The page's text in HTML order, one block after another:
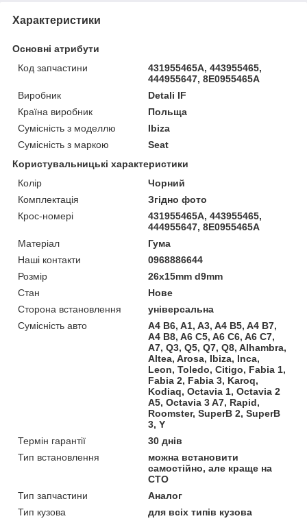
Характеристики
Основні атрибути
Код запчастини
431955465A, 443955465,
444955647, 8E0955465A
Виробник
Detali IF
Країна виробник
Польща
Сумісність з моделлю
Ibiza
Сумісність з маркою
Seat
Користувальницькі характеристики
Колір
Чорний
Комплектація
Згідно фото
Крос-номері
431955465A, 443955465,
444955647, 8E0955465A
Матеріал
Гума
Наші контакти
0968886644
Розмір
26x15mm d9mm
Стан
Нове
Сторона встановлення
універсальна
Сумісність авто
A4 B6, A1, A3, A4 B5, A4 B7,
A4 B8, A6 C5, A6 C6, A6 C7,
A7, Q3, Q5, Q7, Q8, Alhambra,
Altea, Arosa, Ibiza, Inca,
Leon, Toledo, Citigo, Fabia 1,
Fabia 2, Fabia 3, Karoq,
Kodiaq, Octavia 1, Octavia 2
A5, Octavia 3 A7, Rapid,
Roomster, SuperB 2, SuperB
3, Y
Термін гарантії
30 днів
Тип встановлення
можна встановити
самостійно, але краще на
СТО
Тип запчастини
Аналог
Тип кузова
для всіх типів кузова